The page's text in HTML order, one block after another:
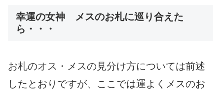
幸運の女神 メスのお札に巡り合えた
ら・・・
お札のオス・メスの見分け方については前述
したとおりですが、ここでは運よくメスのお